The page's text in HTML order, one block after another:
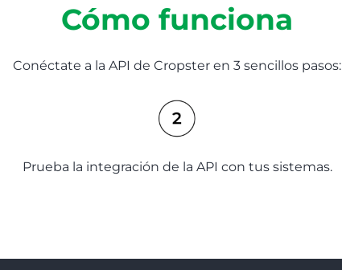
Cómo funciona
Conéctate a la API de Cropster en 3 sencillos pasos:
Prueba la integración de la API con tus sistemas.